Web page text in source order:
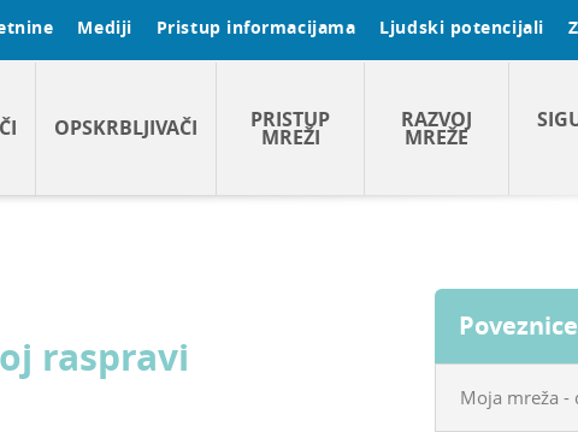
Mediji Pristup informacijama Ljudski potencijali
OPSKRBLJIVAČI PRISTUP
MREŽI
RAZVOJ
MREŽE
raspravi
Poveznice
Moja mreža -